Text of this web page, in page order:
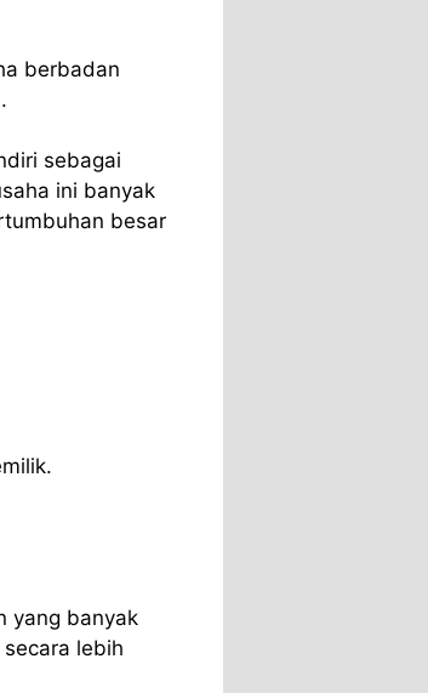
berbadan
sebagai
ini banyak
besar
yang banyak
lebih